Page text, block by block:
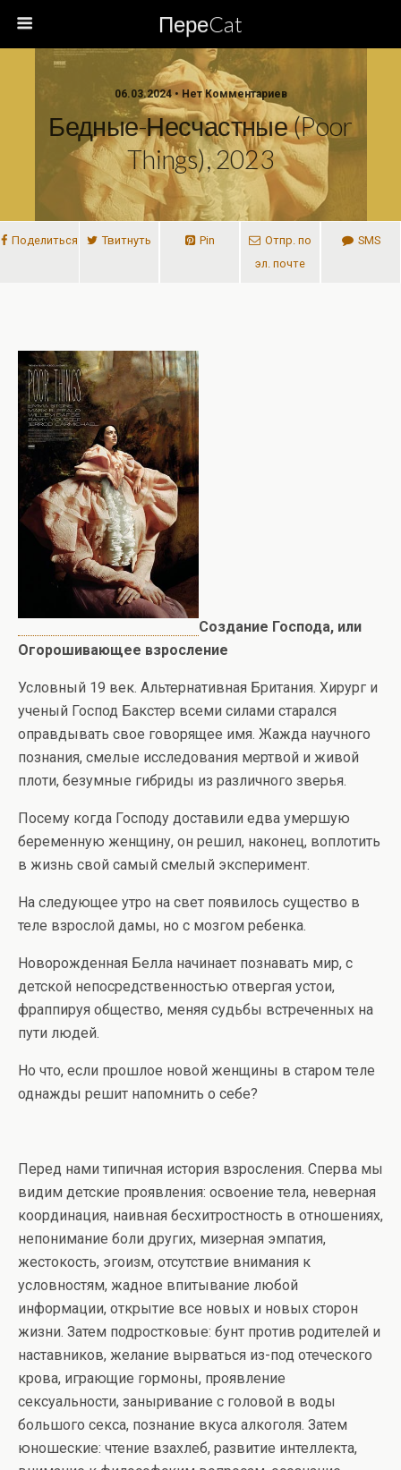
ПереCat
06.03.2024 • Нет Комментариев
Бедные-Несчастные (Poor
Things), 2023
Поделиться Твитнуть Pin
Отпр. по
эл. почте
SMS
Создание Господа, или
Огорошивающее взросление
Условный 19 век. Альтернативная Британия. Хирург и
ученый Господ Бакстер всеми силами старался
оправдывать свое говорящее имя. Жажда научного
познания, смелые исследования мертвой и живой
плоти, безумные гибриды из различного зверья.
Посему когда Господу доставили едва умершую
беременную женщину, он решил, наконец, воплотить
в жизнь свой самый смелый эксперимент.
На следующее утро на свет появилось существо в
теле взрослой дамы, но с мозгом ребенка.
Новорожденная Белла начинает познавать мир, с
детской непосредственностью отвергая устои,
фраппируя общество, меняя судьбы встреченных на
пути людей.
Но что, если прошлое новой женщины в старом теле
однажды решит напомнить о себе?
Перед нами типичная история взросления. Сперва мы
видим детские проявления: освоение тела, неверная
координация, наивная бесхитростность в отношениях,
непонимание боли других, мизерная эмпатия,
жестокость, эгоизм, отсутствие внимания к
условностям, жадное впитывание любой
информации, открытие все новых и новых сторон
жизни. Затем подростковые: бунт против родителей и
наставников, желание вырваться из-под отеческого
крова, играющие гормоны, проявление
сексуальности, заныривание с головой в воды
большого секса, познание вкуса алкоголя. Затем
юношеские: чтение взахлеб, развитие интеллекта,